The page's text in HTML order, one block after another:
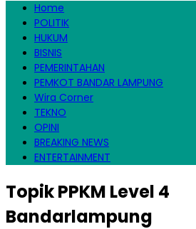
Home
POLITIK
HUKUM
BISNIS
PEMERINTAHAN
PEMKOT BANDAR LAMPUNG
Wira Corner
TEKNO
OPINI
BREAKING NEWS
ENTERTAINMENT
TopikPPKM Level 4
Bandarlampung